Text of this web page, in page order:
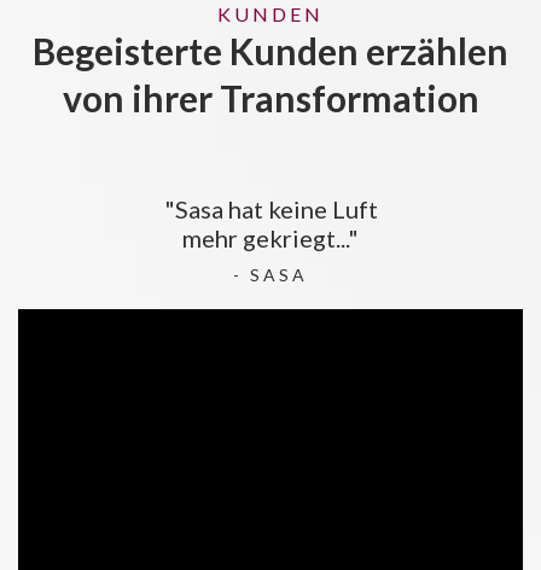
KUNDEN
Begeisterte Kunden erzählen
von ihrer Transformation
"Sasa hat keine Luft
mehr gekriegt..."
- SASA